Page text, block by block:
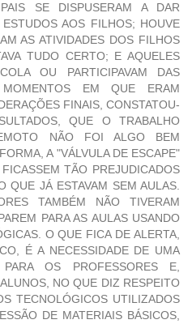
SE DISPUSERAM A DAR
AOS FILHOS; HOUVE
AS ATIVIDADES DOS FILHOS
TUDO CERTO; E AQUELES
OU PARTICIPAVAM DAS
EM QUE ERAM
FINAIS, CONSTATOU-
QUE O TRABALHO
NÃO FOI ALGO BEM
A "VÁLVULA DE ESCAPE"
TÃO PREJUDICADOS
QUE JÁ ESTAVAM SEM AULAS.
TAMBÉM NÃO TIVERAM
PARA AS AULAS USANDO
O QUE FICA DE ALERTA,
É A NECESSIDADE DE UMA
PARA OS PROFESSORES E,
NO QUE DIZ RESPEITO
TECNOLÓGICOS UTILIZADOS
DE MATERIAIS BÁSICOS,